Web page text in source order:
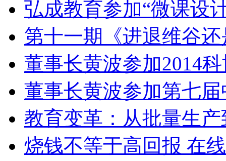
弘成教育参加“微课设
第十一期《进退维谷
董事长黄波参加2014
董事长黄波参加第七
教育变革：从批量生
烧钱不等于高回报 在